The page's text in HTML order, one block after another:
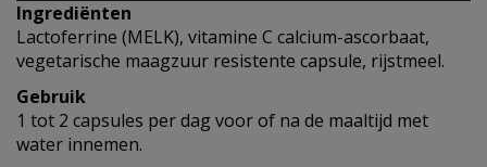
Ingrediënten
Lactoferrine (MELK), vitamine C calcium-ascorbaat,
vegetarische maagzuur resistente capsule, rijstmeel.
Gebruik
1 tot 2 capsules per dag voor of na de maaltijd met
water innemen.